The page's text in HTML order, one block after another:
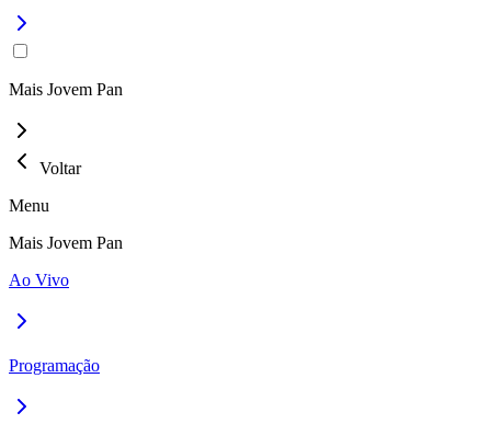
Mais Jovem Pan
Voltar
Menu
Mais Jovem Pan
Ao Vivo
Programação